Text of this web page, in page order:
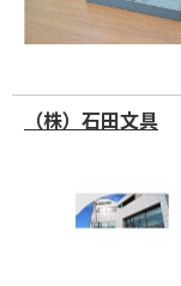
（株）石田文具